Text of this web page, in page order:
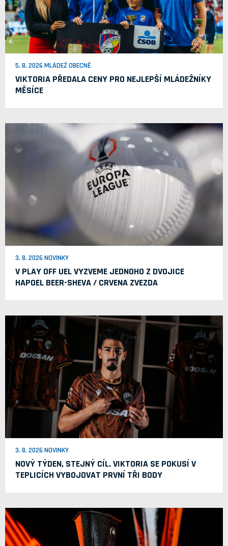
5. 8. 2026 MLÁDEŽ OBECNĚ
VIKTORIA PŘEDALA CENY PRO NEJLEPŠÍ MLÁDEŽNÍKY
MĚSÍCE
3. 8. 2026 NOVINKY
V PLAY OFF UEL VYZVEME JEDNOHO Z DVOJICE
HAPOEL BEER-SHEVA / CRVENA ZVEZDA
3. 8. 2026 NOVINKY
NOVÝ TÝDEN, STEJNÝ CÍL. VIKTORIA SE POKUSÍ V
TEPLICÍCH VYBOJOVAT PRVNÍ TŘI BODY